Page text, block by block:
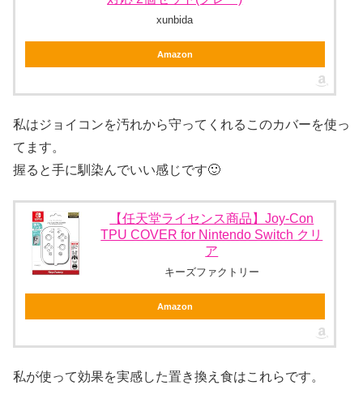
xunbida
Amazon
私はジョイコンを汚れから守ってくれるこのカバーを使っ
てます。
握ると手に馴染んでいい感じです🙂
【任天堂ライセンス商品】Joy-Con
TPU COVER for Nintendo Switch クリ
ア
キーズファクトリー
Amazon
私が使って効果を実感した置き換え食はこれらです。